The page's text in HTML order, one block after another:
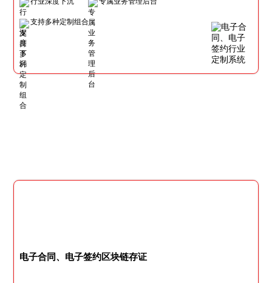
支持多种定制组合
电子合同、电子签约区块链存证